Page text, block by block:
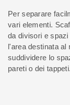
Per separare
vari elementi.
da divisori e
l'area destinata al
suddividere lo
pareti o dei tappeti.